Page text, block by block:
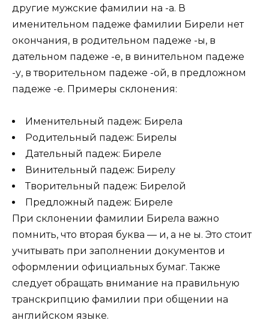
другие мужские фамилии на -а. В
именительном падеже фамилии Бирели нет
окончания, в родительном падеже -ы, в
дательном падеже -е, в винительном падеже
-у, в творительном падеже -ой, в предложном
падеже -е. Примеры склонения:
Именительный падеж: Бирела
Родительный падеж: Бирелы
Дательный падеж: Биреле
Винительный падеж: Бирелу
Творительный падеж: Бирелой
Предложный падеж: Биреле
При склонении фамилии Бирела важно
помнить, что вторая буква — и, а не ы. Это стоит
учитывать при заполнении документов и
оформлении официальных бумаг. Также
следует обращать внимание на правильную
транскрипцию фамилии при общении на
английском языке.